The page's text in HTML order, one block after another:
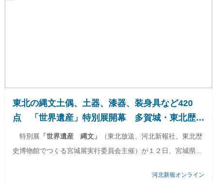
東北の縄文土偶、土器、漆器、装身具など420
点 「世界遺産」特別展開幕 多賀城・東北歴史
博物館 | 河北新報オンライン
特別展 「世界遺産 縄文」
（東北放送、河北新報社、東北歴
史博物館でつくる宮城展実行委員会主催）が１２日、宮城県多
河北新報オンライン